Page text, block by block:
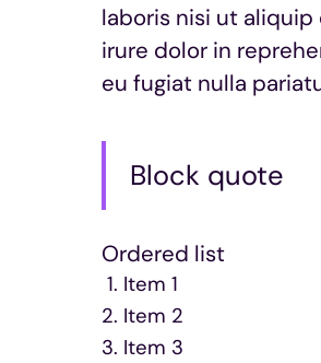
laboris nisi ut
irure dolor in
eu fugiat nulla
Block quote
Ordered list
Item 1
Item 2
Item 3